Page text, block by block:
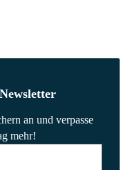
an und verpasse
mehr!